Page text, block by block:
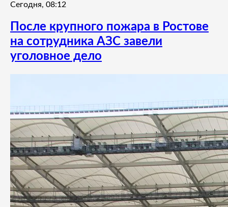
Сегодня, 08:12
После крупного пожара в Ростове
на сотрудника АЗС завели
уголовное дело